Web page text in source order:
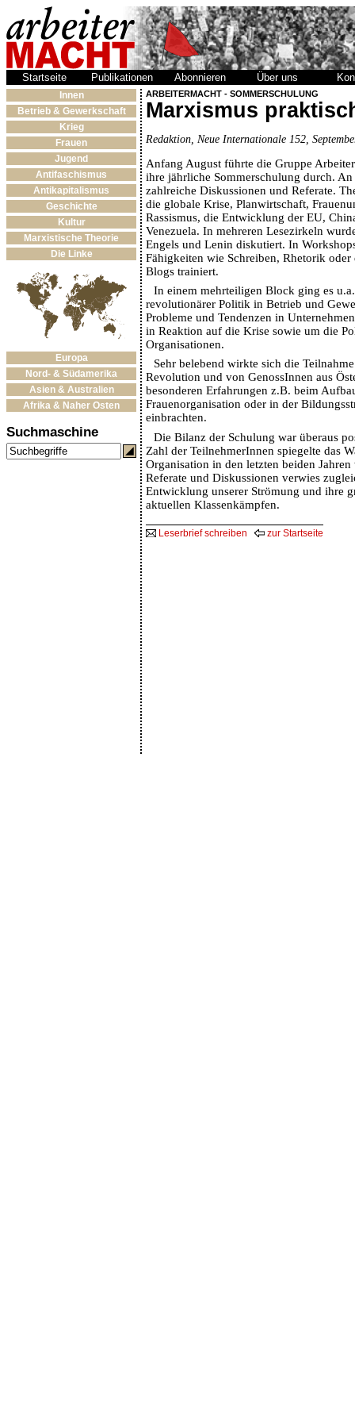
Startseite Publikationen Abonnieren Über uns
Innen
Betrieb & Gewerkschaft
Krieg
Frauen
Jugend
Antifaschismus
Antikapitalismus
Geschichte
Kultur
Marxistische Theorie
Die Linke
Europa
Nord- & Südamerika
Asien & Australien
Afrika & Naher Osten
Suchmaschine
ARBEITERMACHT - SOMMERSCHULUNG
Marxismus
Redaktion, Neue Internationale 152,
Anfang August führte die Gruppe
ihre jährliche Sommerschulung durch.
zahlreiche Diskussionen und Referate.
die globale Krise, Planwirtschaft,
Rassismus, die Entwicklung der EU,
Venezuela. In mehreren Lesezirkeln
Engels und Lenin diskutiert. In
Fähigkeiten wie Schreiben, Rhetorik oder
Blogs trainiert.
In einem mehrteiligen Block ging es
revolutionärer Politik in Betrieb und
Probleme und Tendenzen in
in Reaktion auf die Krise sowie um die
Organisationen.
Sehr belebend wirkte sich die
Revolution und von GenossInnen aus
besonderen Erfahrungen z.B. beim
Frauenorganisation oder in der
einbrachten.
Die Bilanz der Schulung war überaus
Zahl der TeilnehmerInnen spiegelte das
Organisation in den letzten beiden
Referate und Diskussionen verwies
Entwicklung unserer Strömung und ihre
aktuellen Klassenkämpfen.
Leserbrief schreiben zur Startseite